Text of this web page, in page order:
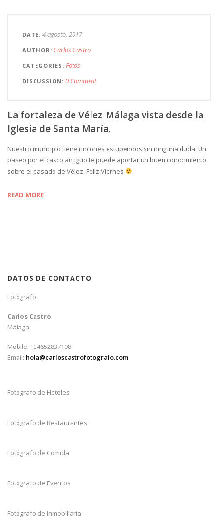
DATE 4 agosto, 2017
AUTHOR Carlos Castro
CATEGORIES Fotos
DISCUSSION 0 Comment
La fortaleza de Vélez-Málaga vista desde la
Iglesia de Santa María.
Nuestro municipio tiene rincones estupendos sin ninguna duda. Un
paseo por el casco antiguo te puede aportar un buen conocimiento
sobre el pasado de Vélez. Feliz Viernes
READ MORE
DATOS DE CONTACTO
Fotógrafo
Carlos Castro
Málaga
Mobile: +34652837198
Email: hola@carloscastrofotografo.com
Fotógrafo de Hoteles
Fotógrafo de Restaurantes
Fotógrafo de Comida
Fotógrafo de Eventos
Fotógrafo de Inmobiliaria